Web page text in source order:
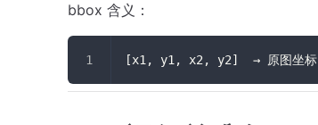
bbox 含义：
[x1, y1, x2, y2]  → 原图坐标